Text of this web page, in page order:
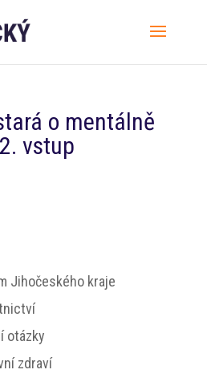
o mentálně
vstup
Jihočeského kraje
otázky
zdraví